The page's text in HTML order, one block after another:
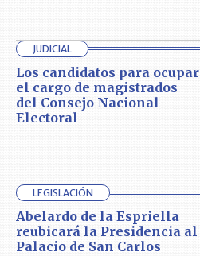
JUDICIAL
Los candidatos para ocupar
el cargo de magistrados
del Consejo Nacional
Electoral
LEGISLACIÓN
Abelardo de la Espriella
reubicará la Presidencia al
Palacio de San Carlos